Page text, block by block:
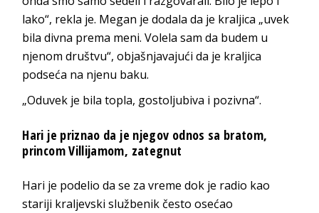
lako“, rekla je. Megan je dodala da je kraljica „uvek
bila divna prema meni. Volela sam da budem u
njenom društvu“, objašnjavajući da je kraljica
podseća na njenu baku.
„Oduvek je bila topla, gostoljubiva i pozivna“.
Hari je priznao da je njegov odnos sa bratom,
princom Villijamom, zategnut
Hari je podelio da se za vreme dok je radio kao
stariji kraljevski službenik često osećao